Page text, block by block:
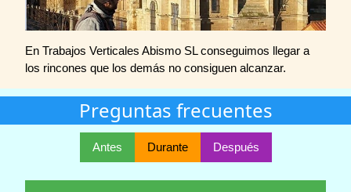
En Trabajos Verticales Abismo SL conseguimos llegar a
los rincones que los demás no consiguen alcanzar.
Preguntas frecuentes
Antes Durante Después